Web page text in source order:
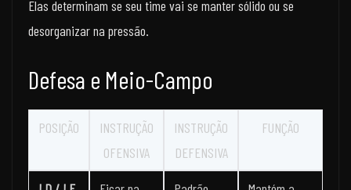
Elas determinam se seu time vai se manter sólido ou se
desorganizar na pressão.
Defesa e Meio-Campo
POSIÇÃO
INSTRUÇÃO
OFENSIVA
INSTRUÇÃO
DEFENSIVA
FUNÇÃO